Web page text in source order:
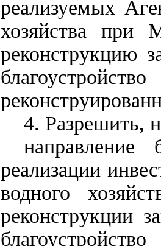
реализуемых
хозяйства при
реконструкцию
4. Разрешить,
реализации
водного
реконструкции